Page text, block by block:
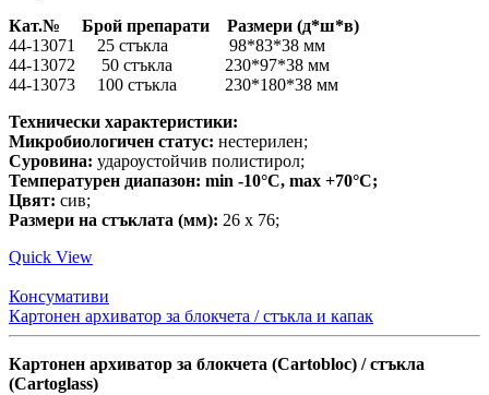
Кат.№ Брой препарати Размери (д*ш*в)
44-13071 25 стъкла 98*83*38 мм
44-13072 50 стъкла 230*97*38 мм
44-13073 100 стъкла 230*180*38 мм
Технически характеристики:
Микробиологичен статус: нестерилен;
Суровина: удароустойчив полистирол;
Температурен диапазон: min -10°C, max +70°C;
Цвят: сив;
Размери на стъклата (мм): 26 x 76;
Quick View
Консумативи
Картонен архиватор за блокчета / стъкла и капак
Картонен архиватор за блокчета (Cartobloc) / стъкла
(Cartoglass)